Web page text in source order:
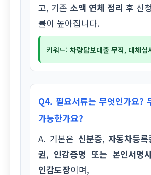
고, 기존 소액 연체 정리 후 신
률이 높아집니다.
키워드: 차량담보대출 무직, 대체심
Q4. 필요서류는 무엇인가요?
가능한가요?
A. 기본은 신분증,자동차등록
권, 인감증명 또는 본인서명
인감도장이며,